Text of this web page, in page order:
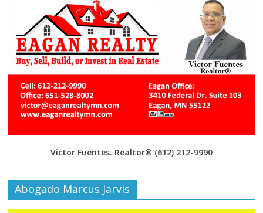
Victor Fuentes. Realtor® (612) 212-9990
Abogado Marcus Jarvis